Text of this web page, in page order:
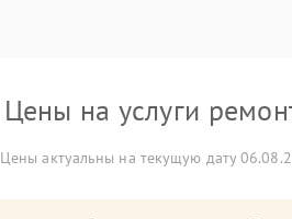
Цены на услуги
Цены актуальны на текущую дату